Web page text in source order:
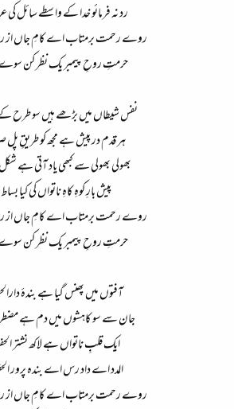
رد نہ فرمائو خدا کے واسطے سائل
روے رحمت برمتاب اے کامِ جاں
حرمتِ روحِ پیمبر یک نظر کن
نفس شیطاں میں بڑھے ہیں سو طرح
ہر قدم در پیش ہے مجھ کو طریقِ پل
بھولی بھولی سے کبھی یاد آتی ہے
پیش بارِ کوہِ کاہِ ناتواں کی کیا بساط​
روے رحمت برمتاب اے کامِ جاں
حرمتِ روحِ پیمبر یک نظر کن
آفتوں میں پھنس گیا ہے بندۂ
جان سے سو کاہشوں میں دم ہے مضطر
ایک قلبِ ناتواں ہے لاکھ نشتر
المدد اے داد رس اے بندہ پرور
روے رحمت برمتاب اے کامِ جاں